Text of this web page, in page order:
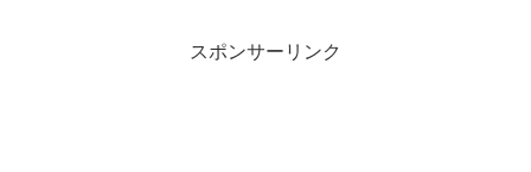
スポンサーリンク